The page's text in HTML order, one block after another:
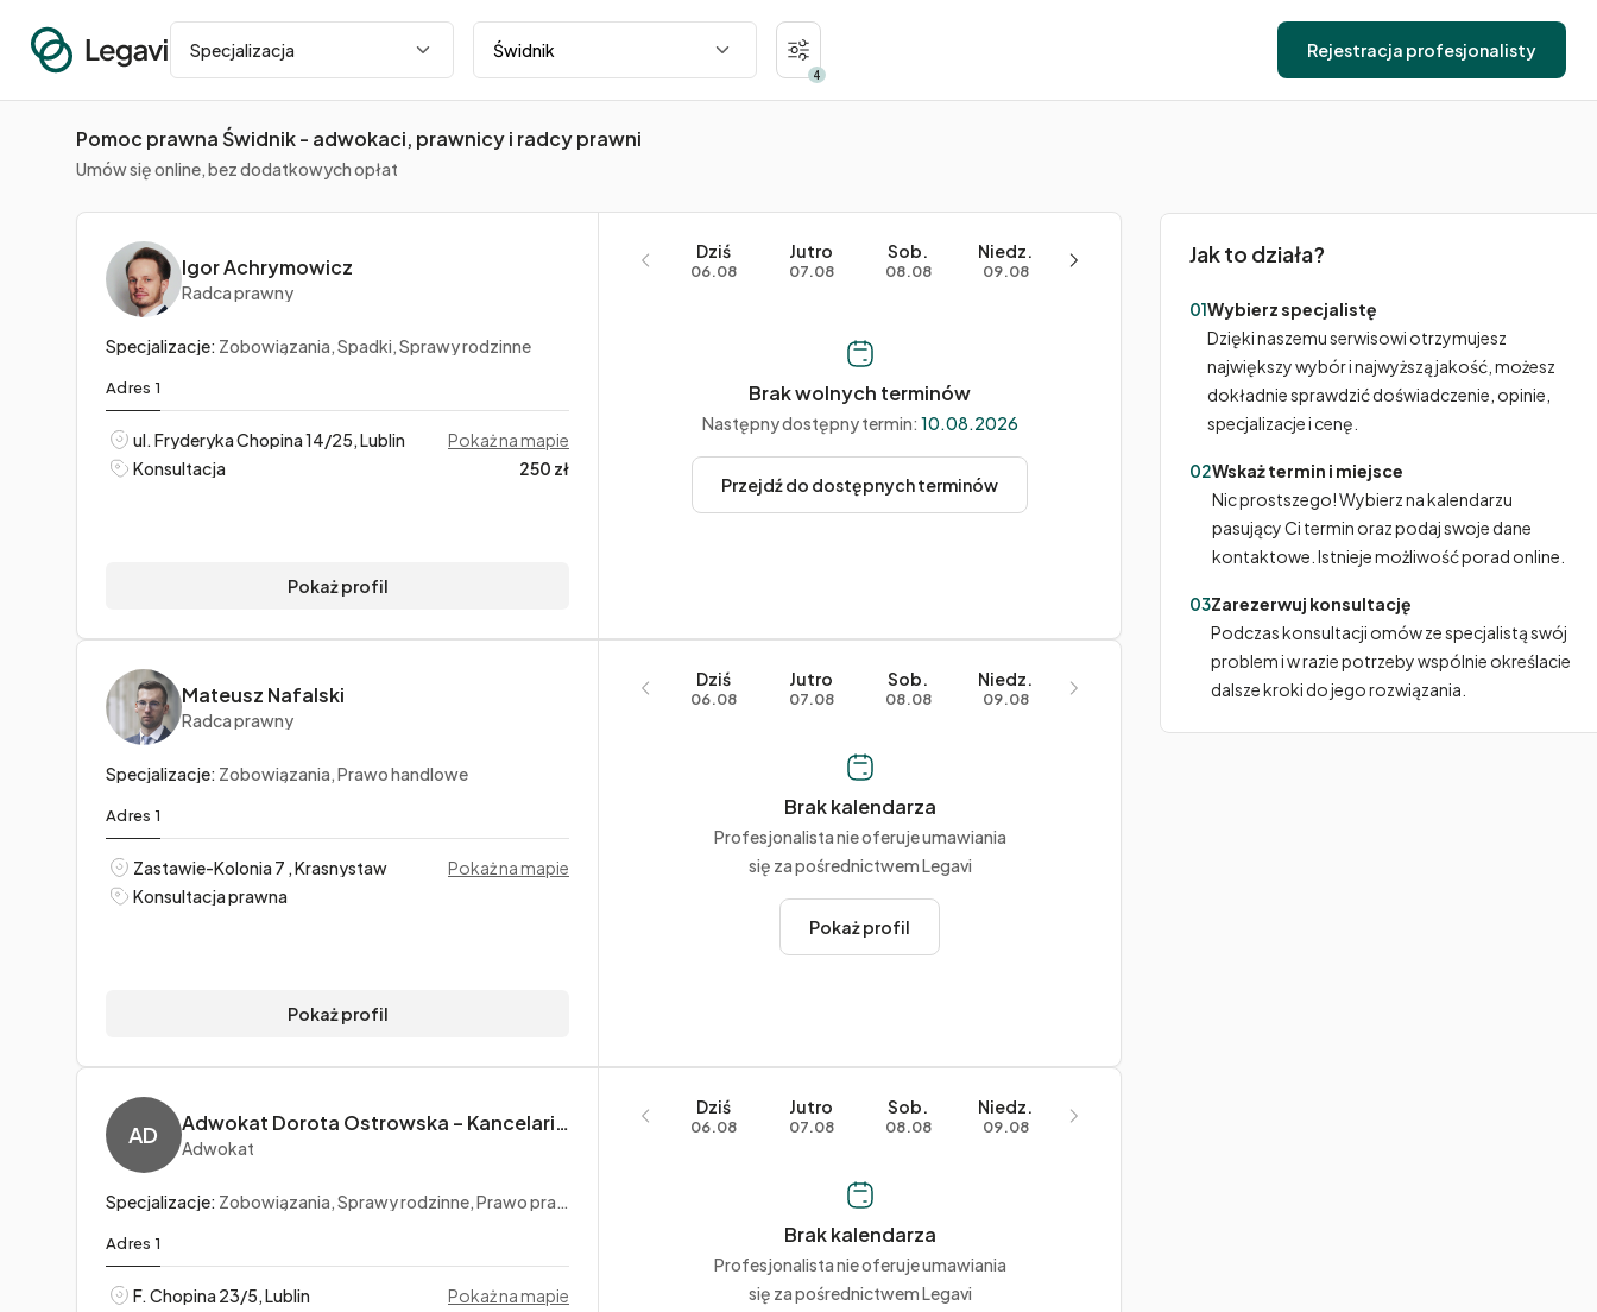
Specjalizacja
Miasto
4
Rejestracja profesjonalisty
Pomoc prawna Świdnik - adwokaci, prawnicy i radcy prawni
Umów się online, bez dodatkowych opłat
Igor Achrymowicz
Radca prawny
Specjalizacje: Zobowiązania, Spadki, Sprawy rodzinne
Adres 1
ul. Fryderyka Chopina 14/25, Lublin
Pokaż na mapie
Konsultacja
250 zł
Pokaż profil
Dziś
06.08
Jutro
07.08
Sob.
08.08
Niedz.
09.08
Brak wolnych terminów
Następny dostępny termin: 10.08.2026
Przejdź do dostępnych terminów
Mateusz Nafalski
Radca prawny
Specjalizacje: Zobowiązania, Prawo handlowe
Adres 1
Zastawie-Kolonia 7 , Krasnystaw
Pokaż na mapie
Konsultacja prawna
Pokaż profil
Dziś
06.08
Jutro
07.08
Sob.
08.08
Niedz.
09.08
Brak kalendarza
Profesjonalista nie oferuje umawiania
się za pośrednictwem Legavi
Pokaż profil
AD Adwokat Dorota Ostrowska – Kancelaria adwokacka
Adwokat
Specjalizacje: Zobowiązania, Sprawy rodzinne, Prawo pracy
Adres 1
F. Chopina 23/5, Lublin
Pokaż na mapie
Dziś
06.08
Jutro
07.08
Sob.
08.08
Niedz.
09.08
Brak kalendarza
Profesjonalista nie oferuje umawiania
się za pośrednictwem Legavi
Jak to działa?
01Wybierz specjalistę
Dzięki naszemu serwisowi otrzymujesz
największy wybór i najwyższą jakość, możesz
dokładnie sprawdzić doświadczenie, opinie,
specjalizacje i cenę.
02Wskaż termin i miejsce
Nic prostszego! Wybierz na kalendarzu
pasujący Ci termin oraz podaj swoje dane
kontaktowe. Istnieje możliwość porad online.
03Zarezerwuj konsultację
Podczas konsultacji omów ze specjalistą swój
problem i w razie potrzeby wspólnie określacie
dalsze kroki do jego rozwiązania.